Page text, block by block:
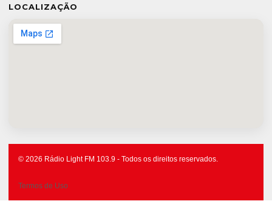
LOCALIZAÇÃO
© 2026 Rádio Light FM 103.9 - Todos os direitos reservados.
Termos de Uso